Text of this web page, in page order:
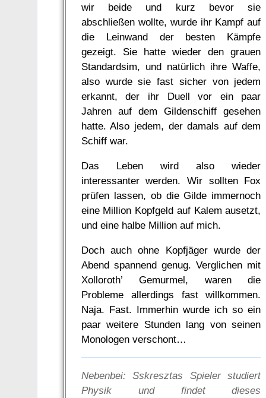
wir beide und kurz bevor sie
abschließen wollte, wurde ihr Kampf auf
die Leinwand der besten Kämpfe
gezeigt. Sie hatte wieder den grauen
Standardsim, und natürlich ihre Waffe,
also wurde sie fast sicher von jedem
erkannt, der ihr Duell vor ein paar
Jahren auf dem Gildenschiff gesehen
hatte. Also jedem, der damals auf dem
Schiff war.
Das Leben wird also wieder
interessanter werden. Wir sollten Fox
prüfen lassen, ob die Gilde immernoch
eine Million Kopfgeld auf Kalem ausetzt,
und eine halbe Million auf mich.
Doch auch ohne Kopfjäger wurde der
Abend spannend genug. Verglichen mit
Xolloroth’ Gemurmel, waren die
Probleme allerdings fast willkommen.
Naja. Fast. Immerhin wurde ich so ein
paar weitere Stunden lang von seinen
Monologen verschont…
Nebenbei: Sskresztas Spieler studiert
Physik und findet dieses